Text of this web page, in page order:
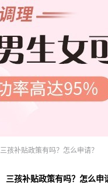
三孩补贴政策有吗？怎么申请？
三孩补贴政策有吗？怎么申